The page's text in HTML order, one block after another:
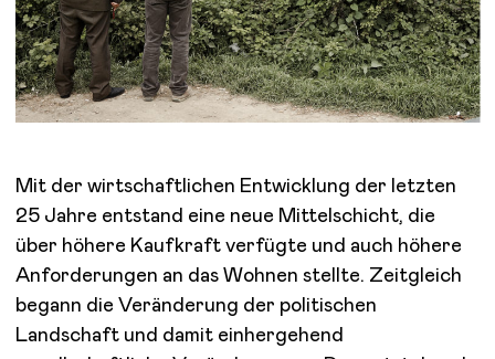
Mit der wirtschaftlichen Entwicklung der letzten
25 Jahre entstand eine neue Mittelschicht, die
über höhere Kaufkraft verfügte und auch höhere
Anforderungen an das Wohnen stellte. Zeitgleich
begann die Veränderung der politischen
Landschaft und damit einhergehend